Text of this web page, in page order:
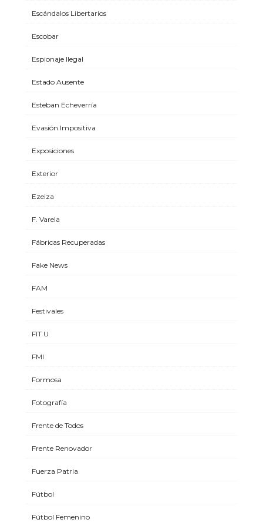
Escándalos Libertarios
Escobar
Espionaje Ilegal
Estado Ausente
Esteban Echeverría
Evasión Impositiva
Exposiciones
Exterior
Ezeiza
F. Varela
Fábricas Recuperadas
Fake News
FAM
Festivales
FIT U
FMI
Formosa
Fotografía
Frente de Todos
Frente Renovador
Fuerza Patria
Fútbol
Fútbol Femenino